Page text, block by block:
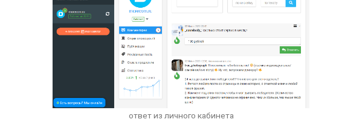
ответ из личного кабинета